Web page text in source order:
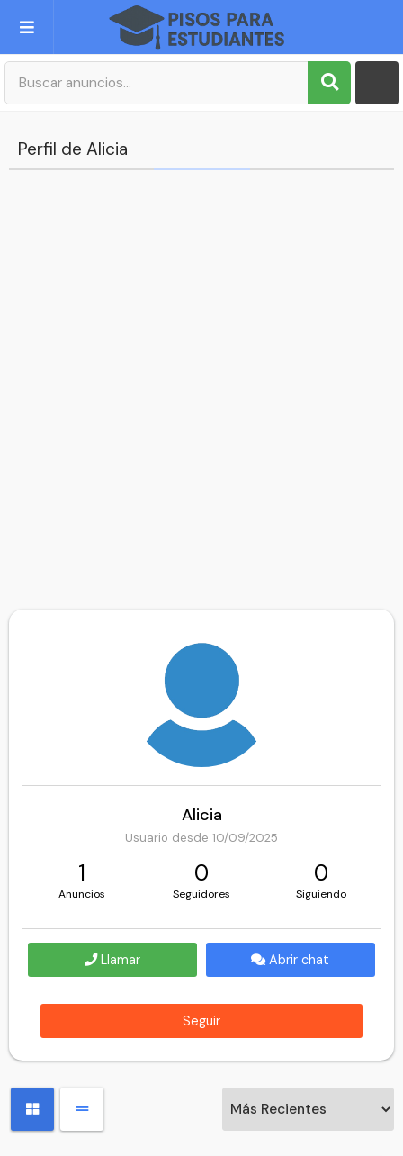
Publica tu Anuncio
Perfil de Alicia
Alicia
Usuario desde 10/09/2025
1
Anuncios
0
Seguidores
0
Siguiendo
Llamar Abrir chat
Seguir